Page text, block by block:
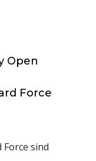
Open
Force
sind